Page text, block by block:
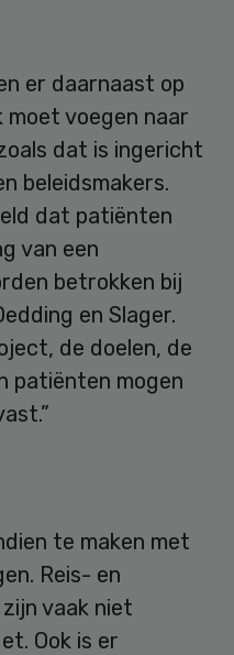
er daarnaast op
voegen naar
dat is ingericht
beleidsmakers.
dat patiënten
van een
betrokken bij
en Slager.
de doelen, de
patiënten mogen
te maken met
Reis- en
vaak niet
Ook is er